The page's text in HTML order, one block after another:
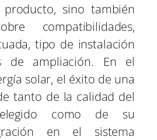
sino también
compatibilidades,
tipo de instalación
de ampliación. En el
solar, el éxito de una
tanto de la calidad del
como de su
en el sistema